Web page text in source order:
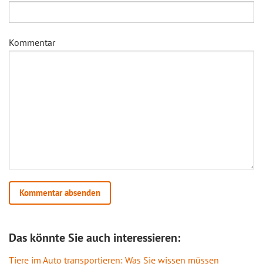
Kommentar
Das könnte Sie auch interessieren:
Tiere im Auto transportieren: Was Sie wissen müssen